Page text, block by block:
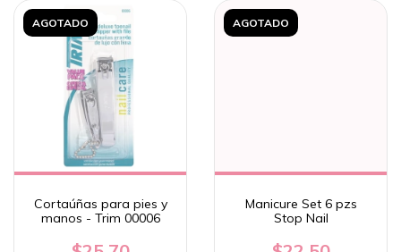
AGOTADO
Cortaúñas para pies y
manos - Trim 00006
AGOTADO
Manicure Set 6 pzs
Stop Nail